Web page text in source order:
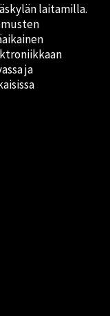
laitamilla.
ja